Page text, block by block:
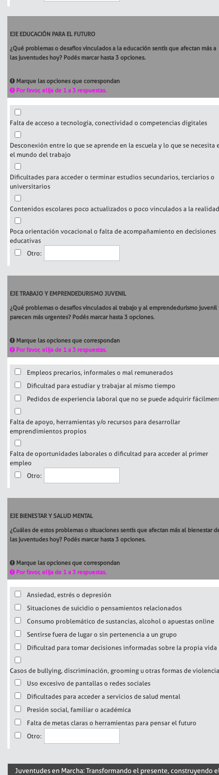
EJE EDUCACIÓN PARA EL FUTURO
¿Qué problemas o desafíos vinculados a la educación sentís que afectan más a
las juventudes hoy? Podés marcar hasta 3 opciones.
Marque las opciones que correspondan
Por favor, elija de 1 a 3 respuestas.
Falta de acceso a tecnología, conectividad o competencias digitales
Desconexión entre lo que se aprende en la escuela y lo que se necesita
el mundo del trabajo
Dificultades para acceder o terminar estudios secundarios, terciarios o
universitarios
Contenidos escolares poco actualizados o poco vinculados a la realidad
Poca orientación vocacional o falta de acompañamiento en decisiones
educativas
Otro:
EJE TRABAJO Y EMPRENDEDURISMO JUVENIL
¿Qué problemas o desafíos vinculados al trabajo y al emprendedurismo juvenil
parecen más urgentes? Podés marcar hasta 3 opciones.
Marque las opciones que correspondan
Por favor, elija de 1 a 3 respuestas.
Empleos precarios, informales o mal remunerados
Dificultad para estudiar y trabajar al mismo tiempo
Pedidos de experiencia laboral que no se puede adquirir
Falta de apoyo, herramientas y/o recursos para desarrollar
emprendimientos propios
Falta de oportunidades laborales o dificultad para acceder al primer
empleo
Otro:
EJE BIENESTAR Y SALUD MENTAL
¿Cuáles de estos problemas o situaciones sentís que afectan más al bienestar
las juventudes hoy? Podés marcar hasta 3 opciones.
Marque las opciones que correspondan
Por favor, elija de 1 a 3 respuestas.
Ansiedad, estrés o depresión
Situaciones de suicidio o pensamientos relacionados
Consumo problemático de sustancias, alcohol o apuestas online
Sentirse fuera de lugar o sin pertenencia a un grupo
Dificultad para tomar decisiones informadas sobre la propia vida
Casos de bullying, discriminación, grooming u otras formas de violencia
Uso excesivo de pantallas o redes sociales
Dificultades para acceder a servicios de salud mental
Presión social, familiar o académica
Falta de metas claras o herramientas para pensar el futuro
Otro:
Juventudes en Marcha: Transformando el presente, construyendo